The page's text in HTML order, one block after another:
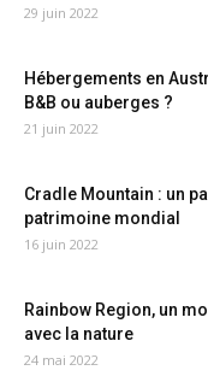
29 juin 2022
Hébergements en
B&B ou auberges ?
21 juin 2022
Cradle Mountain : un
patrimoine mondial
16 juin 2022
Rainbow Region, un
avec la nature
24 mai 2022